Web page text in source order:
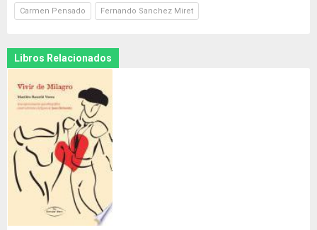
Carmen Pensado Fernando Sanchez Miret
Libros Relacionados